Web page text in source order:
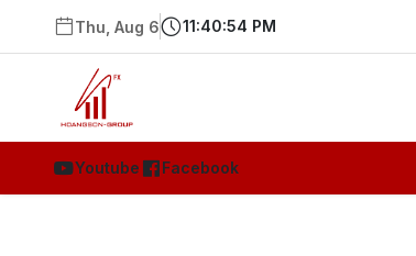
Thu, Aug 6 11:40:55 PM
Youtube Facebook